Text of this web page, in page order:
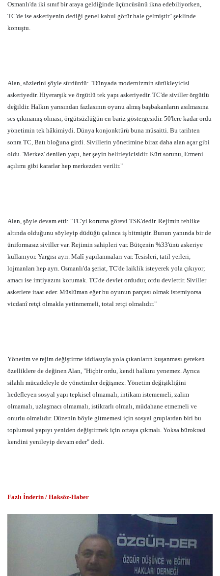
Osmanlı'da iki sınıf bir araya geldiğinde üçüncüsünü ikna edebiliyorken,
TC'de ise askeriyenin dediği genel kabul görür hale gelmiştir" şeklinde
konuştu.
Alan, sözlerini şöyle sürdürdü: "Dünyada modernizmin sürükleyicisi
askeriyedir. Hiyerarşik ve örgütlü tek yapı askeriyedir. TC'de siviller örgütlü
değildir. Halkın yarısından fazlasının oyunu almış başbakanların asılmasına
ses çıkmamış olması, örgütsüzlüğün en bariz göstergesidir. 50'lere kadar ordu
yönetimin tek hâkimiydi. Dünya konjonktürü buna müsaitti. Bu tarihten
sonra TC, Batı bloğuna girdi. Sivillerin yönetimine biraz daha alan açar gibi
oldu. 'Merkez' denilen yapı, her şeyin belirleyicisidir. Kürt sorunu, Ermeni
açılımı gibi kararlar hep merkezden verilir."
Alan, şöyle devam etti: "TC'yi koruma görevi TSK'dedir. Rejimin tehlike
altında olduğunu söyleyip düdüğü çalınca iş bitmiştir. Bunun yanında bir de
üniformasız siviller var. Rejimin sahipleri var. Bütçenin %33'ünü askeriye
kullanıyor. Yargısı ayrı. Malî yapılanmaları var. Tesisleri, tatil yerleri,
lojmanları hep ayrı. Osmanlı'da şeriat, TC'de laiklik isteyerek yola çıkıyor;
amacı ise imtiyazını korumak. TC'de devlet ordudur, ordu devlettir. Siviller
askerlere itaat eder. Müslüman eğer bu oyunun parçası olmak istemiyorsa
vicdanî retçi olmakla yetinmemeli, total retçi olmalıdır."
Yönetim ve rejim değiştirme iddiasıyla yola çıkanların kuşanması gereken
özelliklere de değinen Alan, "Hiçbir ordu, kendi halkını yenemez. Ayrıca
silahlı mücadeleyle de yönetimler değişmez. Yönetim değişikliğini
hedefleyen sosyal yapı tepkisel olmamalı, intikam istememeli, zalim
olmamalı, uzlaşmacı olmamalı, istikrarlı olmalı, müdahane etmemeli ve
onurlu olmalıdır. Düzenin böyle gitmemesi için sosyal gruplardan biri bu
toplumsal yapıyı yeniden değiştirmek için ortaya çıkmalı. Yoksa bürokrasi
kendini yenileyip devam eder" dedi.
Fazlı İnderin / Haksöz-Haber